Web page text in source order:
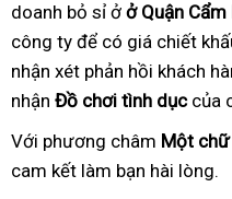
doanh bỏ sỉ ở ở Quận Cẩm
công ty để có giá chiết
nhận xét phản hồi khách
nhận Đồ chơi tình dụccủa
Với phương châm Một
cam kết làm bạn hài lòng.